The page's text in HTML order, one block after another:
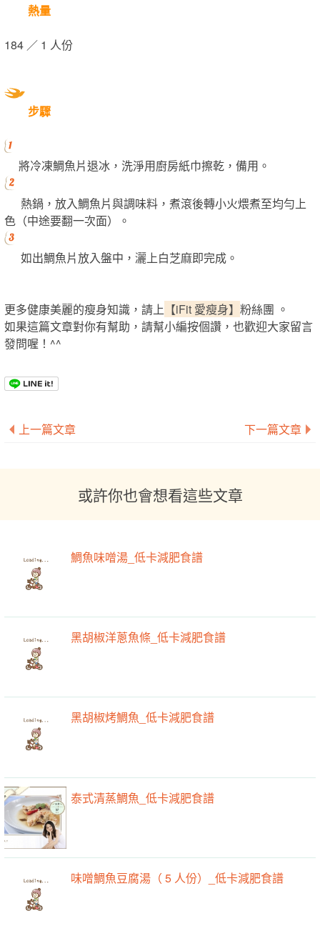
熱量
184 ／ 1 人份
步驟
將冷凍鯛魚片退冰，洗淨用廚房紙巾擦乾，備用。
熱鍋，放入鯛魚片與調味料，煮滾後轉小火煨煮至均勻上
色（中途要翻一次面）。
如出鯛魚片放入盤中，灑上白芝麻即完成。
更多健康美麗的瘦身知識，請上 【iFit 愛瘦身】 粉絲團 。
如果這篇文章對你有幫助，請幫小編按個讚，也歡迎大家留言
發問喔！^^
上一篇文章 下一篇文章
或許你也會想看這些文章
鯛魚味噌湯_低卡減肥食譜
黑胡椒洋蔥魚條_低卡減肥食譜
黑胡椒烤鯛魚_低卡減肥食譜
泰式清蒸鯛魚_低卡減肥食譜
味噌鯛魚豆腐湯（ 5 人份）_低卡減肥食譜